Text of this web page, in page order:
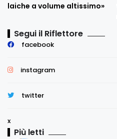
laiche a volume altissimo»
Segui il Riflettore
facebook
instagram
twitter
x
Più letti